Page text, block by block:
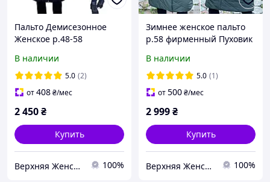
Пальто Демисезонное
Женское р.48-58
капюшон фабрика Cop
Copine
В наличии
5.0 (2)
от408₴/мес
2 450₴
Купить
Верхняя Женская Одежда Фабричный Китай 🇨🇳 X-SALE 100%
Зимнее женское пальто
р.58 фирменный Пуховик
Верблюжья Шерсть
В наличии
5.0 (1)
от500₴/мес
2 999₴
Купить
Верхняя Женская Одежда Фабричный Китай 🇨🇳 X-SALE 100%